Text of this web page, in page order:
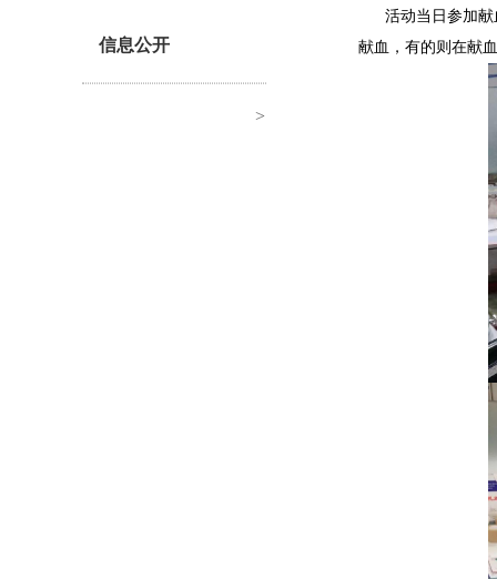
信息公开
>
活动当日参加
献血，有的则在献